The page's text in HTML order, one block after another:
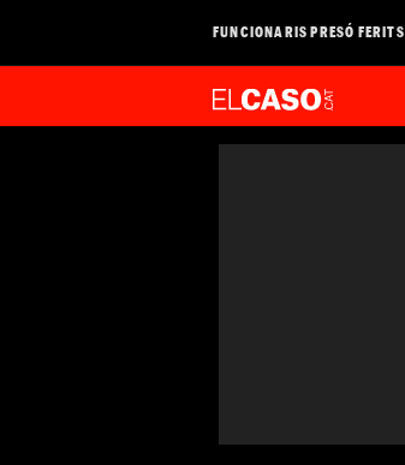
FUNCIONARIS PRESÓ FERITS